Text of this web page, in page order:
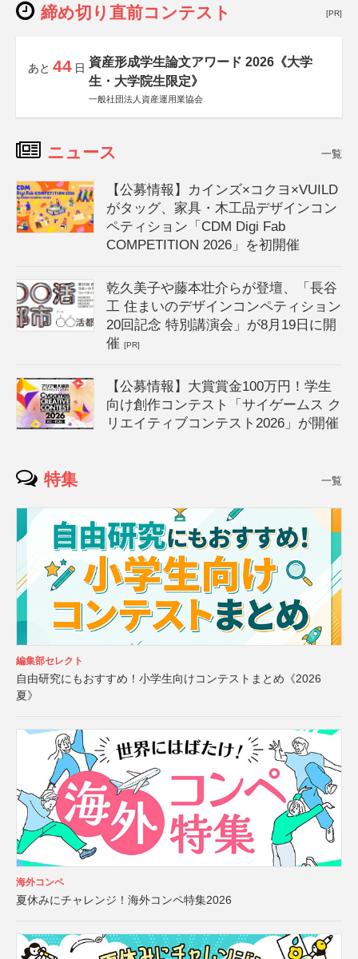
締め切り直前コンテスト [PR]
あと 44 日 資産形成学生論文アワード 2026《大学
生・大学院生限定》
一般社団法人資産運用業協会
ニュース 一覧
【公募情報】カインズ×コクヨ×VUILD
がタッグ、家具・木工品デザインコン
ペティション「CDM Digi Fab
COMPETITION 2026」を初開催
乾久美子や藤本壮介らが登壇、「長谷
工 住まいのデザインコンペティション
20回記念 特別講演会」が8月19日に開
催[PR]
【公募情報】大賞賞金100万円！学生
向け創作コンテスト「サイゲームス ク
リエイティブコンテスト2026」が開催
特集 一覧
編集部セレクト
自由研究にもおすすめ！小学生向けコンテストまとめ《2026
夏》
海外コンペ
夏休みにチャレンジ！海外コンペ特集2026